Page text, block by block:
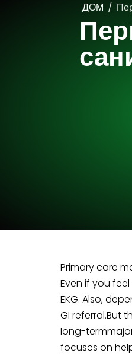
ДОМ /
Primary care
Even if you
EKG. Also,
GI referral.But
long-
focuses on